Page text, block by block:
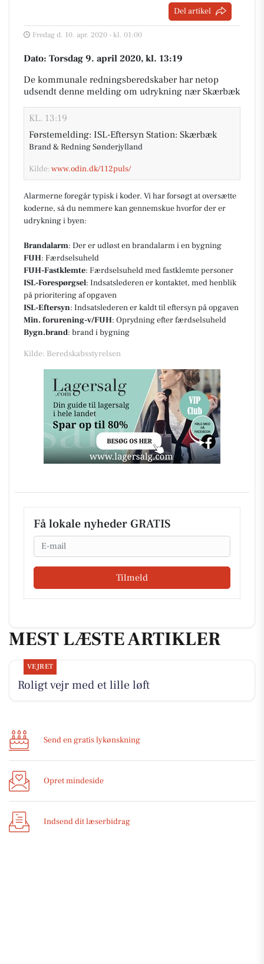
Del artikel
Fredag d. 10. apr. 2020 - kl. 01:00
Dato: Torsdag 9. april 2020, kl. 13:19
De kommunale redningsberedskaber har netop
udsendt denne melding om udrykning nær Skærbæk
KL. 13:19
Førstemelding: ISL-Eftersyn Station: Skærbæk
Brand & Redning Sønderjylland
Kilde:www.odin.dk/112puls/
Alarmerne foregår typisk i koder. Vi har forsøgt at oversætte
koderne, så du nemmere kan gennemskue hvorfor der er
udrykning i byen:
Brandalarm: Der er udløst en brandalarm i en bygning
FUH: Færdselsuheld
FUH-Fastklemte: Færdselsuheld med fastklemte personer
ISL-Forespørgsel: Indsatslederen er kontaktet, med henblik
på prioritering af opgaven
ISL-Eftersyn: Indsatslederen er kaldt til eftersyn på opgaven
Min. forurening-v/FUH: Oprydning efter færdselsuheld
Bygn.brand: brand i bygning
Kilde: Beredskabsstyrelsen
Få lokale nyheder GRATIS
Email
Tilmeld
MEST LÆSTE ARTIKLER
VEJRET
Roligt vejr med et lille løft
Send en gratis lykønskning
Opret mindeside
Indsend dit læserbidrag